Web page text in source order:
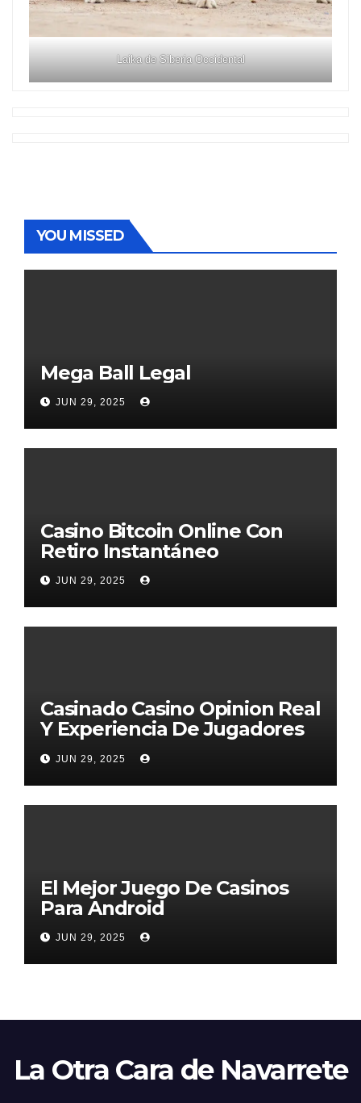
Laika de Siberia Occidental
YOU MISSED
Mega Ball Legal
JUN 29, 2025
Casino Bitcoin Online Con
Retiro Instantáneo
JUN 29, 2025
Casinado Casino Opinion Real
Y Experiencia De Jugadores
2026
JUN 29, 2025
El Mejor Juego De Casinos
Para Android
JUN 29, 2025
La Otra Cara de Navarrete